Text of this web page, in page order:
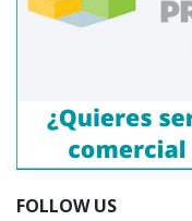
FOLLOW US